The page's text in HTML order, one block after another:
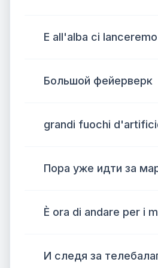
E all'alba ci
Большой фейерверк
grandi fuochi
Пора уже идти за
È ora di andare per i
И следя за